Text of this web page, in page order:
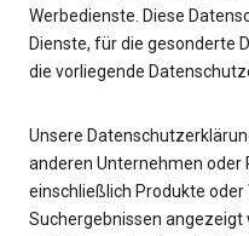
Werbedienste. Diese
Dienste, für die gesonderte
die vorliegende
Unsere
anderen Unternehmen oder
einschließlich Produkte oder
Suchergebnissen angezeigt